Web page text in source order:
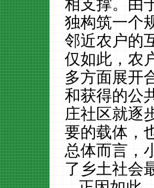
相支撑。由
独构筑一个
邻近农户的
仅如此，农
多方面展开
和获得的公
庄社区就逐
要的载体，
总体而言，
了乡土社会